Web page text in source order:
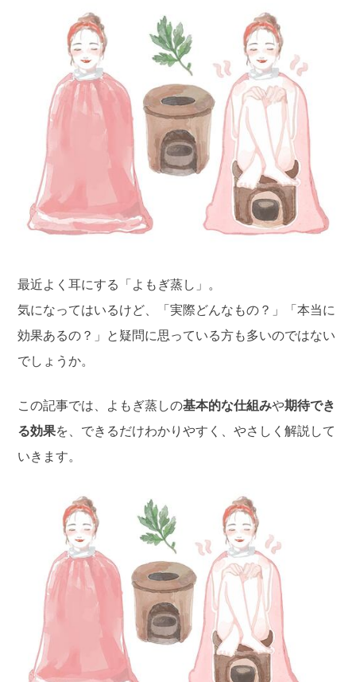
最近よく耳にする「よもぎ蒸し」。
気になってはいるけど、「実際どんなもの？」「本当に
効果あるの？」と疑問に思っている方も多いのではない
でしょうか。
この記事では、よもぎ蒸しの基本的な仕組みや期待でき
る効果を、できるだけわかりやすく、やさしく解説して
いきます。